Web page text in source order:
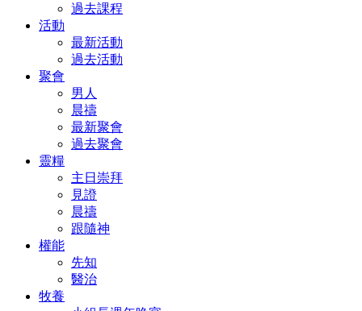
過去課程
活動
最新活動
過去活動
聚會
男人
晨禱
最新聚會
過去聚會
靈糧
主日崇拜
見證
晨禱
跟隨神
權能
先知
醫治
牧養